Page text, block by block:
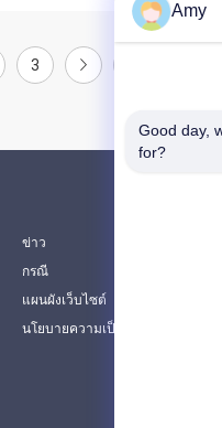
3
ข่าว
กรณี
แผนผังเว็บไซต์
นโยบายความเป็นส่วนตัว
Amy
Good day,
for?